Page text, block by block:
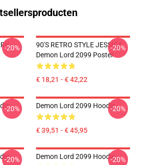
-20%
90'S RETRO STYLE JESSICA
Demon Lord 2099 Poster
€ 18,21 - € 42,22
-20%
-20% Demon Lord 2099 Hoodie
€ 39,51 - € 45,95
-20%
-20% Demon Lord 2099 Hoodie-20%